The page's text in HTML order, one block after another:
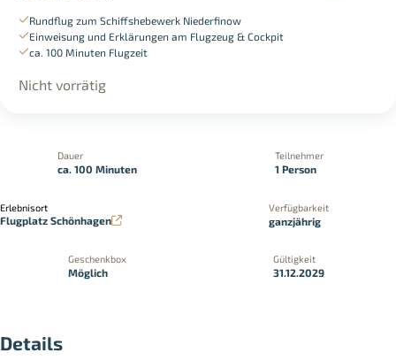
Rundflug zum Schiffshebewerk Niederfinow
Einweisung und Erklärungen am Flugzeug & Cockpit
ca. 100 Minuten Flugzeit
Nicht vorrätig
Dauer
ca. 100 Minuten
Teilnehmer
1 Person
Erlebnisort
Flugplatz Schönhagen
Verfügbarkeit
ganzjährig
Geschenkbox
Möglich
Gültigkeit
31.12.2029
Details